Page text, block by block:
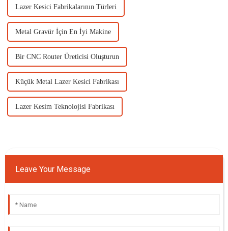
Lazer Kesici Fabrikalarının Türleri
Metal Gravür İçin En İyi Makine
Bir CNC Router Üreticisi Oluşturun
Küçük Metal Lazer Kesici Fabrikası
Lazer Kesim Teknolojisi Fabrikası
Leave Your Message